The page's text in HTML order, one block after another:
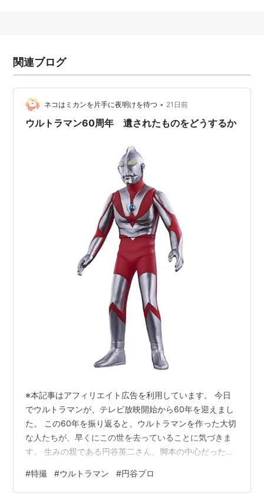
関連ブログ
ネコはミカンを片手に夜明けを待つ • 21日前
ウルトラマン60周年 遺されたものをどうするか
※本記事はアフィリエイト広告を利用しています。 今日
でウルトラマンが、テレビ放映開始から60年を迎えまし
た。 この60年を振り返ると、ウルトラマンを作った大切
な人たちが、早くにこの世を去っていることに気づきま
す。 生みの親である円谷英二さん、脚本の中心だった金
みんな、シリーズがまだ若いうちに亡くなっています。
作った人がいなくなっても、ウルトラマンという作品は
#特撮 #ウルトラマン #円谷プロ